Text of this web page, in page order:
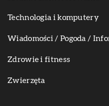
Technologia i komputery
Wiadomości / Pogoda /
Zdrowie i fitness
Zwierzęta